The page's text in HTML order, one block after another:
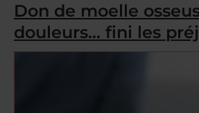
Don de moelle
douleurs… fini les